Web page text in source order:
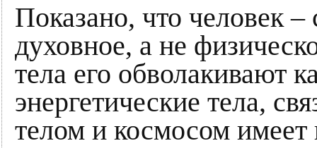
Показано, что человек
духовное, а не
тела его обволакивают
энергетические тела,
телом и космосом имеет